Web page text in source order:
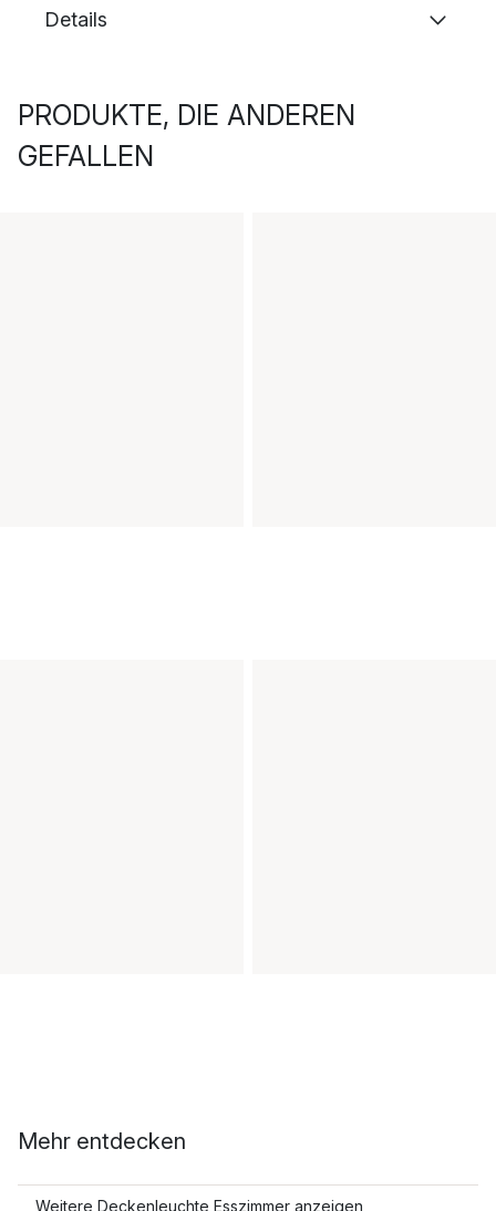
Details
PRODUKTE, DIE ANDEREN
GEFALLEN
Mehr entdecken
Weitere Deckenleuchte Esszimmer anzeigen